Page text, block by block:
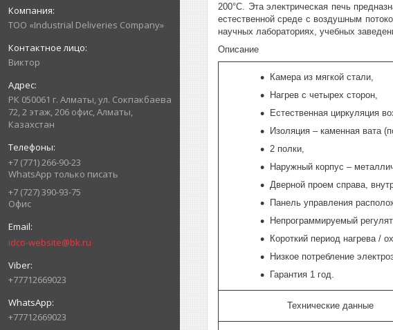
ТОО «Industrial Deliveries Company»
Виктор
РК 050061 г. Алматы, ул. Сокпакбаева
72, 2 этаж, 206 офис, Алматы,
Казахстан
+7 (771) 266-90-23
WhatsApp только писать
+7 (727) 390-93-75
Офис
idco-website@bk.ru
+77712669023
+77712669023
200°C. Эта электрическая печь
естественной среде с воздушным
научных лабораториях, учебных
Описание
Камера из мягкой стали,
Нагрев с четырех сторон,
Естественная циркуляция
Изоляция – каменная вата
2 полки,
Наружный корпус –
Дверной проем справа,
Панель управления
Непрограммируемый
Короткий период нагрева /
Низкое потребление
Гарантия 1 год.
Технические данные